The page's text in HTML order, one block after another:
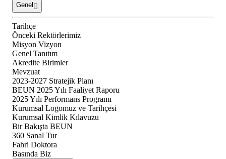
Genel
Tarihçe
Önceki Rektörlerimiz
Misyon Vizyon
Genel Tanıtım
Akredite Birimler
Mevzuat
2023-2027 Stratejik Planı
BEUN 2025 Yılı Faaliyet Raporu
2025 Yılı Performans Programı
Kurumsal Logomuz ve Tarihçesi
Kurumsal Kimlik Kılavuzu
Bir Bakışta BEUN
360 Sanal Tur
Fahri Doktora
Basında Biz